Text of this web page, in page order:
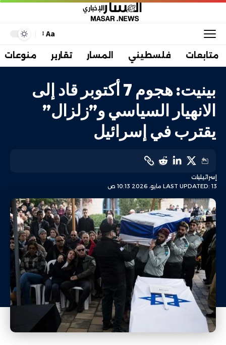
Aa
متابعات فلسطيني المسار تقارير منوعات
بينيت: هجوم 7 أكتوبر قاد إلى
الانهيار السياسي و”زلزال”
يقترب في إسرائيل
LAST UPDATED: 13 مايو، 2026 10:13 ص
إسرائيليات